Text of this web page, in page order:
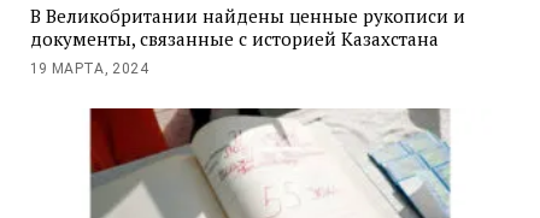
В Великобритании найдены ценные рукописи и
документы, связанные с историей Казахстана
19 МАРТА, 2024